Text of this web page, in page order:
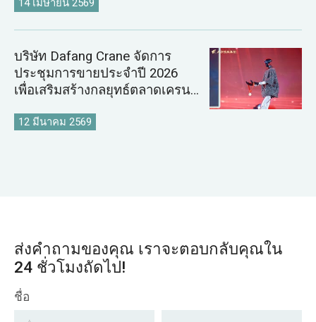
บริษัท Dafang Crane จัดการ
ประชุมการขายประจำปี 2026
เพื่อเสริมสร้างกลยุทธ์ตลาดเครน
12 มีนาคม 2569
ส่งคำถามของคุณ เราจะตอบกลับคุณใน
24 ชั่วโมงถัดไป!
ชื่อ